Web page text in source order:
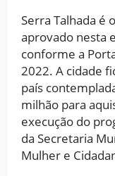
Serra Talhada é
aprovado nesta
conforme a
2022. A cidade
país
milhão para
execução do
da Secretaria
Mulher e